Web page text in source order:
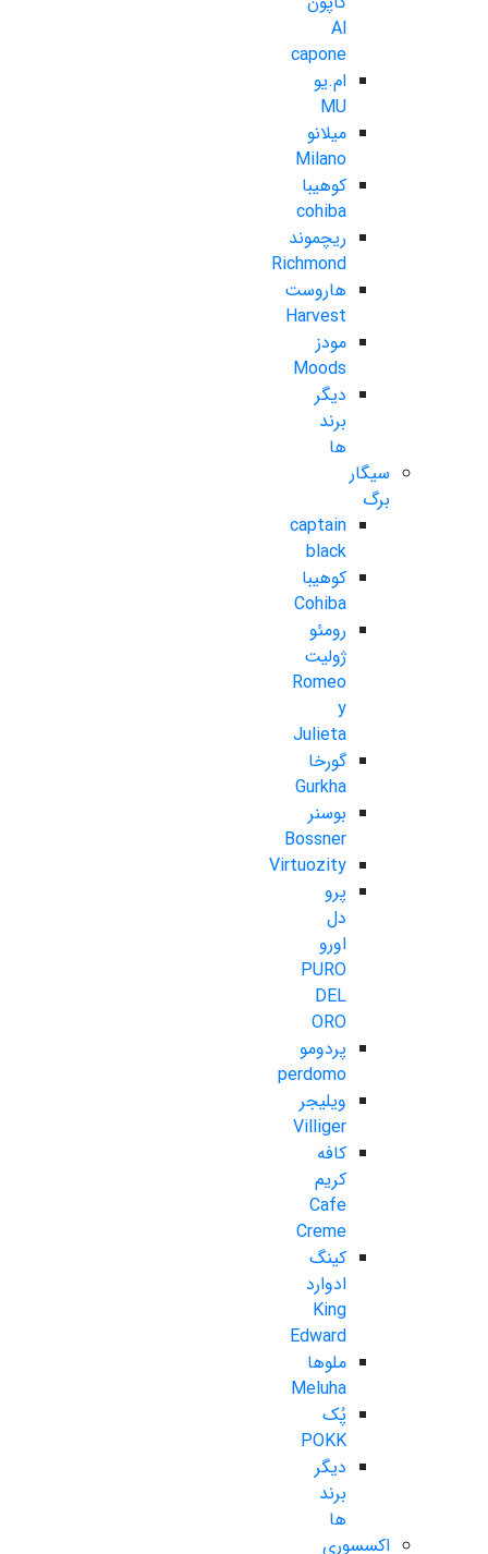
Al
capone
ام.یو
MU
میلانو
Milano
کوهیبا
cohiba
ریچموند
Richmond
هاروست
Harvest
مودز
Moods
دیگر
برند
ها
سیگار
برگ
captain
black
کوهیبا
Cohiba
رومئو
ژولیت
Romeo
y
Julieta
گورخا
Gurkha
بوسنر
Bossner
Virtuozity
پرو
دل
اورو
PURO
DEL
ORO
پردومو
perdomo
ویلیجر
Villiger
کافه
کریم
Cafe
Creme
کینگ
ادوارد
King
Edward
ملوها
Meluha
پُک
POKK
دیگر
برند
ها
اکسسوری